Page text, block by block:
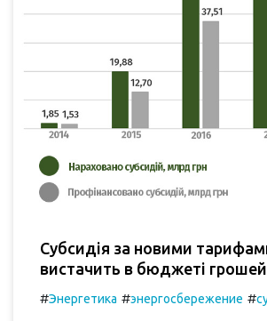
Субсидія за новими
вистачить в бюджеті грошей
#Энергетика #энергосбережение #